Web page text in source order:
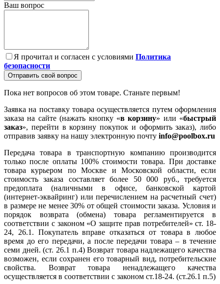
Ваш вопрос
Я прочитал и согласен с условиями Политика
безопасности
Отправить свой вопрос
Пока нет вопросов об этом товаре. Станьте первым!
Заявка на поставку товара осуществляется путем оформления
заказа на сайте (нажать кнопку «в корзину» или «быстрый
заказ», перейти в корзину покупок и оформить заказ), либо
отправив заявку на нашу электронную почту info@poolbox.ru
Передача товара в транспортную компанию производится
только после оплаты 100% стоимости товара. При доставке
товара курьером по Москве и Московской области, если
стоимость заказа составляет более 50 000 руб., требуется
предоплата (наличными в офисе, банковской картой
(интернет-эквайринг) или перечислением на расчетный счет)
в размере не менее 30% от общей стоимости заказа. Условия и
порядок возврата (обмена) товара регламентируется в
соответствии с законом «О защите прав потребителей» ст. 18-
24, 26.1. Покупатель вправе отказаться от товара в любое
время до его передачи, а после передачи товара – в течение
семи дней. (ст. 26.1 п.4) Возврат товара надлежащего качества
возможен, если сохранен его товарный вид, потребительские
свойства. Возврат товара ненадлежащего качества
осуществляется в соответствии с законом ст.18-24. (ст.26.1 п.5)